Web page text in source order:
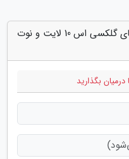
دیدگاه های مرتبط با "گوشی های گلکسی اس 10 لایت و نوت
درمیان بگذارید